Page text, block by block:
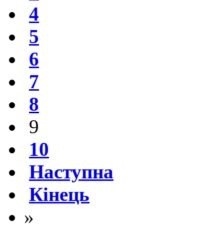
4
5
6
7
8
9
10
Наступна
Кінець
»